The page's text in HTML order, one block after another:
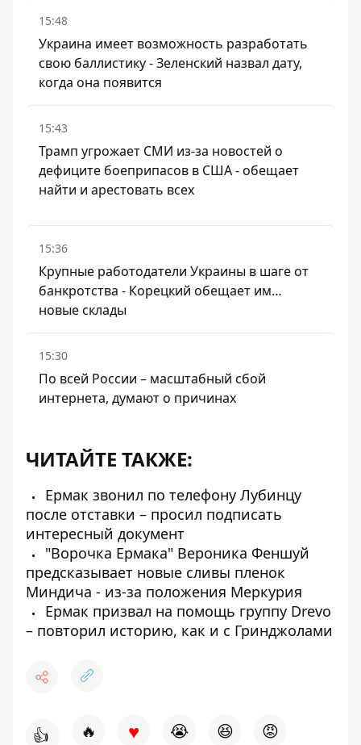
15:48
Украина имеет возможность разработать
свою баллистику - Зеленский назвал дату,
когда она появится
15:43
Трамп угрожает СМИ из-за новостей о
дефиците боеприпасов в США - обещает
найти и арестовать всех
15:36
Крупные работодатели Украины в шаге от
банкротства - Корецкий обещает им…
новые склады
15:30
По всей России – масштабный сбой
интернета, думают о причинах
ЧИТАЙТЕ ТАКЖЕ:
Ермак звонил по телефону Лубинцу
после отставки – просил подписать
интересный документ
"Ворочка Ермака" Вероника Феншуй
предсказывает новые сливы пленок
Миндича - из-за положения Меркурия
Ермак призвал на помощь группу Drevo
– повторил историю, как и с Гринджолами
👍 🔥 ♥ 😭 😆 😡